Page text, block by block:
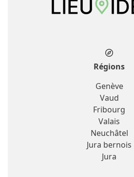
Régions
Genève
Vaud
Fribourg
Valais
Neuchâtel
Jura bernois
Jura